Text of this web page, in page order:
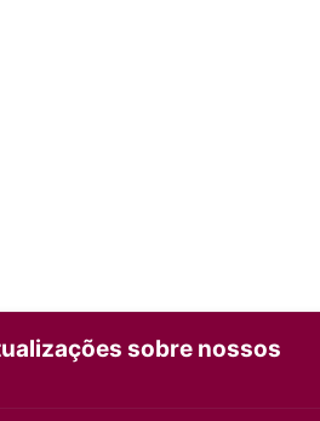
sobre nossos